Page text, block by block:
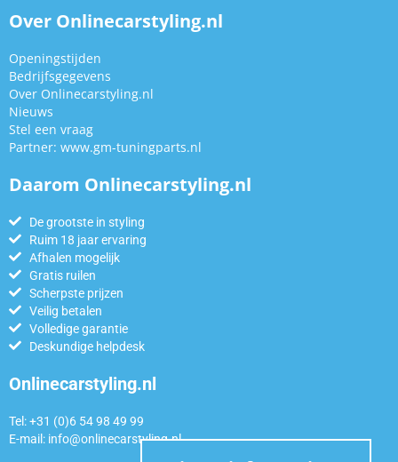
Over Onlinecarstyling.nl
Openingstijden
Bedrijfsgegevens
Over Onlinecarstyling.nl
Nieuws
Stel een vraag
Partner: www.gm-tuningparts.nl
Daarom Onlinecarstyling.nl
De grootste in styling
Ruim 18 jaar ervaring
Afhalen mogelijk
Gratis ruilen
Scherpste prijzen
Veilig betalen
Volledige garantie
Deskundige helpdesk
Onlinecarstyling.nl
Tel: +31 (0)6 54 98 49 99
E-mail: info@onlinecarstyling.nl